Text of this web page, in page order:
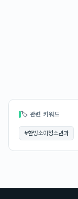
🏷 관련 키워드
#한방소아청소년과